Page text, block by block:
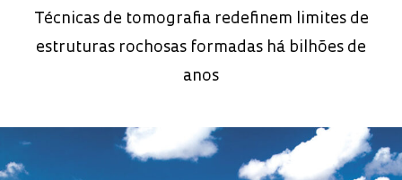
Técnicas de tomografia redefinem limites de
estruturas rochosas formadas há bilhões de
anos